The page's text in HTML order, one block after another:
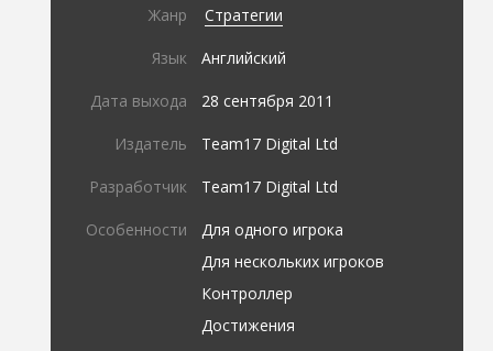
Жанр Стратегии
Язык Английский
Дата выхода 28 сентября 2011
Издатель Team17 Digital Ltd
Разработчик Team17 Digital Ltd
Особенности
Для одного игрока
Для нескольких игроков
Контроллер
Достижения